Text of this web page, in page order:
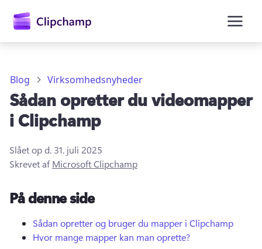
Prøv det gratis
Blog Virksomhedsnyheder
Sådan opretter du videomapper
i Clipchamp
Slået op d. 31. juli 2025
Skrevet afMicrosoft Clipchamp
På denne side
Sådan opretter og bruger du mapper i Clipchamp
Hvor mange mapper kan man oprette?